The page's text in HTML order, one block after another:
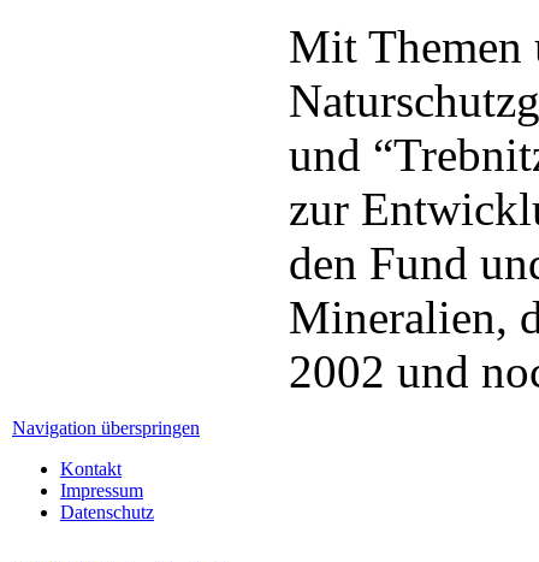
Mit Themen
und
zur
den Fund
Mineralien,
2002 und
Navigation überspringen
Kontakt
Impressum
Datenschutz